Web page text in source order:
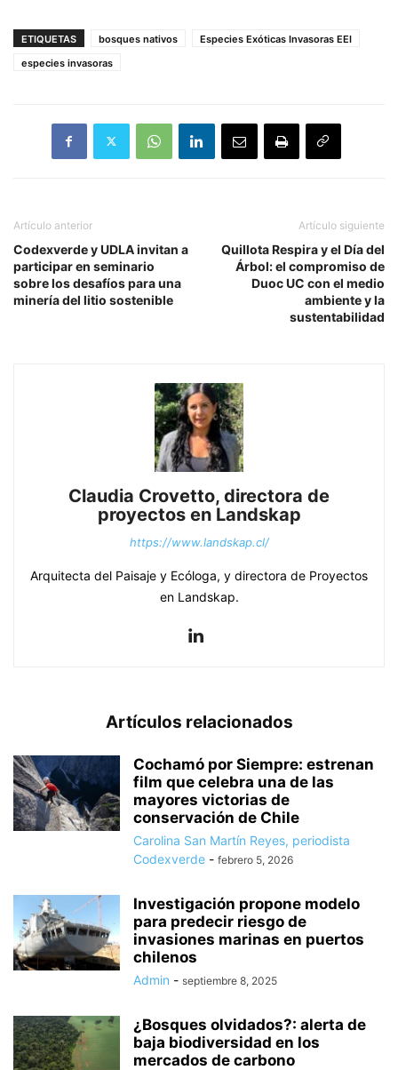
ETIQUETAS bosques nativos
Especies Exóticas Invasoras EEI
especies invasoras
Artículo anterior
Codexverde y UDLA invitan a
participar en seminario
sobre los desafíos para una
minería del litio sostenible
Artículo siguiente
Quillota Respira y el Día del
Árbol: el compromiso de
Duoc UC con el medio
ambiente y la
sustentabilidad
Claudia Crovetto, directora de
proyectos en Landskap
https://www.landskap.cl/
Arquitecta del Paisaje y Ecóloga, y directora de Proyectos
en Landskap.
Artículos relacionados
Cochamó por Siempre: estrenan
film que celebra una de las
mayores victorias de
conservación de Chile
Carolina San Martín Reyes, periodista
Codexverde - febrero 5, 2026
Investigación propone modelo
para predecir riesgo de
invasiones marinas en puertos
chilenos
Admin - septiembre 8, 2025
¿Bosques olvidados?: alerta de
baja biodiversidad en los
mercados de carbono